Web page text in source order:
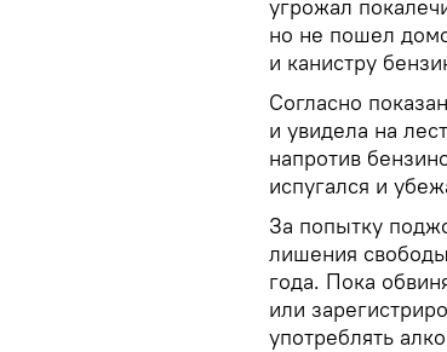
угрожал
но не пошел
и канистру
Согласно
и увидела на
напротив
испугался и
За попытку
лишения
года. Пока
или
употреблять